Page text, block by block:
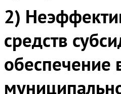
2)
средств
обеспечение